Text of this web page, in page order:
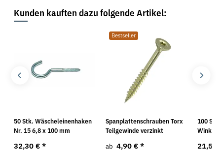
Kunden kauften dazu folgende Artikel:
50 Stk. Wäscheleinenhaken
Nr. 15 6,8 x 100 mm
32,30 € *
Bestseller
Spanplattenschrauben Torx
Teilgewinde verzinkt
ab 4,90 € *
100 Stk.
21,59